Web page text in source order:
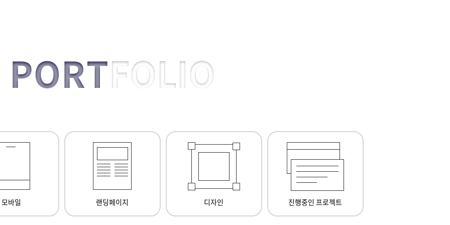
PORTFOLIO
모바일 랜딩페이지 디자인 진행중인 프로젝트